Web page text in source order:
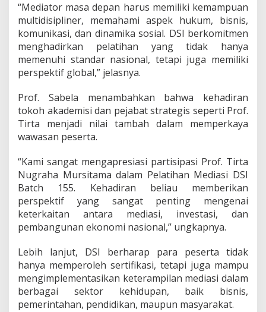
“Mediator masa depan harus memiliki kemampuan
multidisipliner, memahami aspek hukum, bisnis,
komunikasi, dan dinamika sosial. DSI berkomitmen
menghadirkan pelatihan yang tidak hanya
memenuhi standar nasional, tetapi juga memiliki
perspektif global,” jelasnya.
Prof. Sabela menambahkan bahwa kehadiran
tokoh akademisi dan pejabat strategis seperti Prof.
Tirta menjadi nilai tambah dalam memperkaya
wawasan peserta.
“Kami sangat mengapresiasi partisipasi Prof. Tirta
Nugraha Mursitama dalam Pelatihan Mediasi DSI
Batch 155. Kehadiran beliau memberikan
perspektif yang sangat penting mengenai
keterkaitan antara mediasi, investasi, dan
pembangunan ekonomi nasional,” ungkapnya.
Lebih lanjut, DSI berharap para peserta tidak
hanya memperoleh sertifikasi, tetapi juga mampu
mengimplementasikan keterampilan mediasi dalam
berbagai sektor kehidupan, baik bisnis,
pemerintahan, pendidikan, maupun masyarakat.